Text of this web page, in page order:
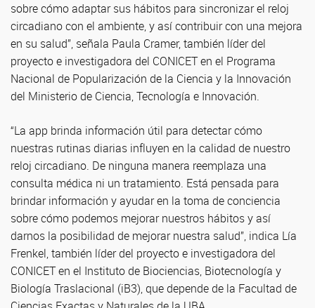
sobre cómo adaptar sus hábitos para sincronizar el reloj
circadiano con el ambiente, y así contribuir con una mejora
en su salud”, señala Paula Cramer, también líder del
proyecto e investigadora del CONICET en el Programa
Nacional de Popularización de la Ciencia y la Innovación
del Ministerio de Ciencia, Tecnología e Innovación.
“La app brinda información útil para detectar cómo
nuestras rutinas diarias influyen en la calidad de nuestro
reloj circadiano. De ninguna manera reemplaza una
consulta médica ni un tratamiento. Está pensada para
brindar información y ayudar en la toma de conciencia
sobre cómo podemos mejorar nuestros hábitos y así
darnos la posibilidad de mejorar nuestra salud”, indica Lía
Frenkel, también líder del proyecto e investigadora del
CONICET en el Instituto de Biociencias, Biotecnología y
Biología Traslacional (iB3), que depende de la Facultad de